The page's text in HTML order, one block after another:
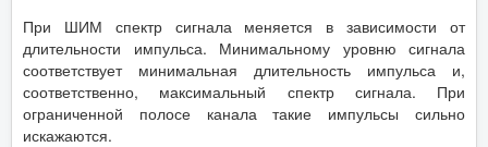
При ШИМ спектр сигнала меняется в зависимости от
длительности импульса. Минимальному уровню сигнала
соответствует минимальная длительность импульса и,
соответственно, максимальный спектр сигнала. При
ограниченной полосе канала такие импульсы сильно
искажаются.